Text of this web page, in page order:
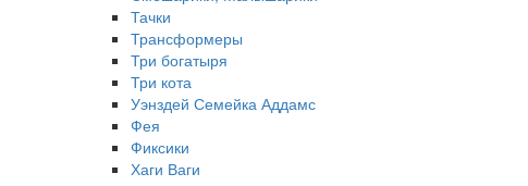
Тачки
Трансформеры
Три богатыря
Три кота
Уэнздей Семейка Аддамс
Фея
Фиксики
Хаги Ваги